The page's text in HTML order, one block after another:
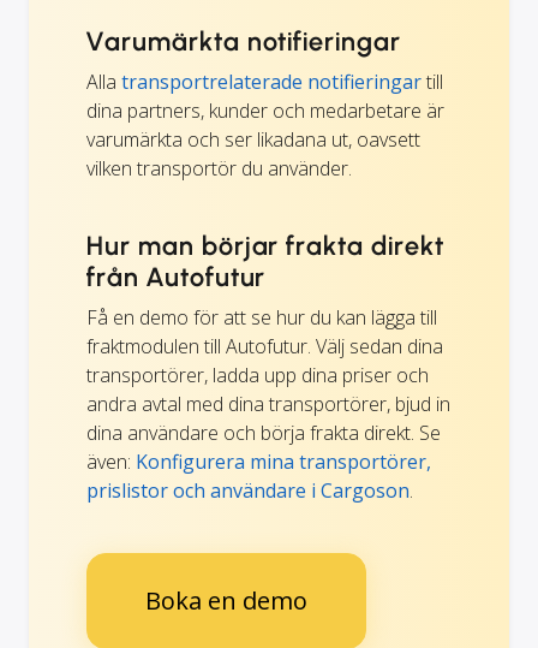
Varumärkta notifieringar
Alla transportrelaterade notifieringartill
dina partners, kunder och medarbetare är
varumärkta och ser likadana ut, oavsett
vilken transportör du använder.
Hur man börjar frakta direkt
från Autofutur
Få en demo för att se hur du kan lägga till
fraktmodulen till Autofutur. Välj sedan dina
transportörer, ladda upp dina priser och
andra avtal med dina transportörer, bjud in
dina användare och börja frakta direkt. Se
även: Konfigurera mina transportörer,
prislistor och användare i Cargoson.
Boka en demo